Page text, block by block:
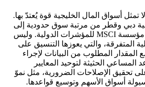
تمثل أسواق المال الخليجية قوة يُعتدّ بها.
دبي وقطر من مرتبة سوق حدودية إلى
سوق ناشئة عن طريق مؤسسة MSCI للمؤشرات الدولية. وليس
المتفرقة، والتي يعوزها التنسيق على
المقدار المطلوب من البيانات لإجراء
المساعي الحثيثة لتوحيد المعايير
تحقيق الإصلاحات الضرورية، مثل نموّ
أسواق الأسهم وتوسيع قواعدها.